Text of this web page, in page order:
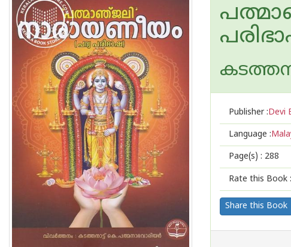
Publisher :Devi
Language :
Page(s) : 288
Rate this Book :
Share this Book